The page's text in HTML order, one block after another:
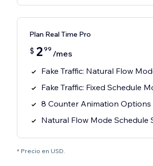
Plan Real Time Pro
$ 299 /mes
Fake Traffic: Natural Flow
Fake Traffic: Fixed Schedule
8 Counter Animation Options
Natural Flow Mode Schedule
* Precio en USD.